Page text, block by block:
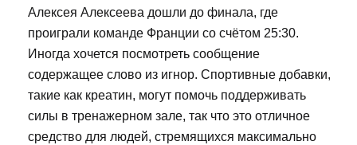
Алексея Алексеева дошли до финала, где
проиграли команде Франции со счётом 25:30.
Иногда хочется посмотреть сообщение
содержащее слово из игнор. Спортивные добавки,
такие как креатин, могут помочь поддерживать
силы в тренажерном зале, так что это отличное
средство для людей, стремящихся максимально